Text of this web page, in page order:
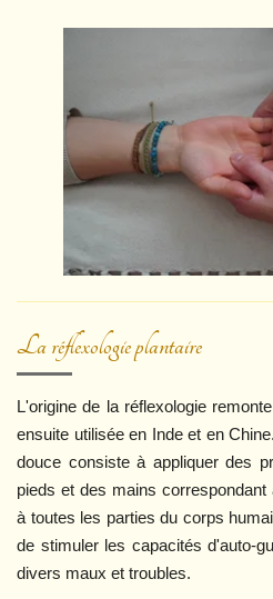
La réflexologie plantaire
L'origine de la réflexologie
ensuite utilisée en Inde et en Chine.
douce consiste à appliquer des
pieds et des mains correspondant
à toutes les parties du corps
de stimuler les capacités d'auto-
divers maux et troubles.